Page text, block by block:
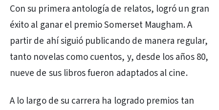
Con su primera antología de relatos, logró un gran
éxito al ganar el premio Somerset Maugham. A
partir de ahí siguió publicando de manera regular,
tanto novelas como cuentos, y, desde los años 80,
nueve de sus libros fueron adaptados al cine.
A lo largo de su carrera ha logrado premios tan